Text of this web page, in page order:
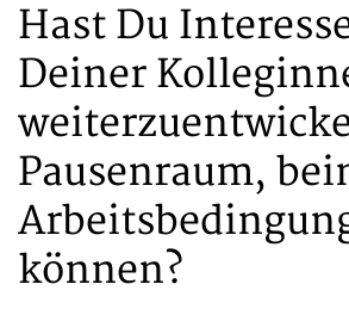
Hast Du
Deiner
Pausenraum,
können?